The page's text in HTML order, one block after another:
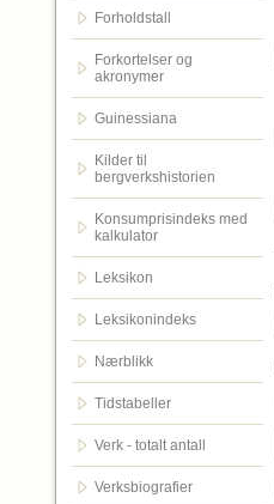
Forholdstall
Forkortelser og
akronymer
Guinessiana
Kilder til
bergverkshistorien
Konsumprisindeks med
kalkulator
Leksikon
Leksikonindeks
Nærblikk
Tidstabeller
Verk - totalt antall
Verksbiografier